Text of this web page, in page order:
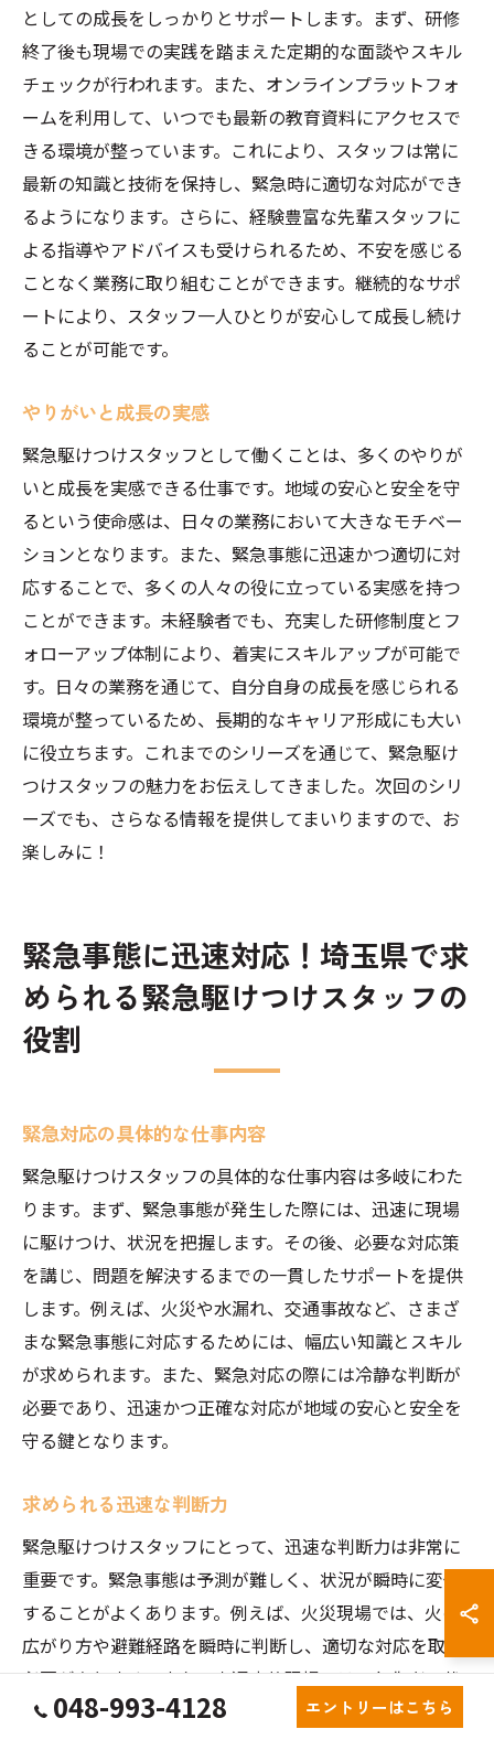
としての成長をしっかりとサポートします。まず、研修
終了後も現場での実践を踏まえた定期的な面談やスキル
チェックが行われます。また、オンラインプラットフォ
ームを利用して、いつでも最新の教育資料にアクセスで
きる環境が整っています。これにより、スタッフは常に
最新の知識と技術を保持し、緊急時に適切な対応ができ
るようになります。さらに、経験豊富な先輩スタッフに
よる指導やアドバイスも受けられるため、不安を感じる
ことなく業務に取り組むことができます。継続的なサポ
ートにより、スタッフ一人ひとりが安心して成長し続け
ることが可能です。
やりがいと成長の実感
緊急駆けつけスタッフとして働くことは、多くのやりが
いと成長を実感できる仕事です。地域の安心と安全を守
るという使命感は、日々の業務において大きなモチベー
ションとなります。また、緊急事態に迅速かつ適切に対
応することで、多くの人々の役に立っている実感を持つ
ことができます。未経験者でも、充実した研修制度とフ
ォローアップ体制により、着実にスキルアップが可能で
す。日々の業務を通じて、自分自身の成長を感じられる
環境が整っているため、長期的なキャリア形成にも大い
に役立ちます。これまでのシリーズを通じて、緊急駆け
つけスタッフの魅力をお伝えしてきました。次回のシリ
ーズでも、さらなる情報を提供してまいりますので、お
楽しみに！
緊急事態に迅速対応！埼玉県で求
められる緊急駆けつけスタッフの
役割
緊急対応の具体的な仕事内容
緊急駆けつけスタッフの具体的な仕事内容は多岐にわた
ります。まず、緊急事態が発生した際には、迅速に現場
に駆けつけ、状況を把握します。その後、必要な対応策
を講じ、問題を解決するまでの一貫したサポートを提供
します。例えば、火災や水漏れ、交通事故など、さまざ
まな緊急事態に対応するためには、幅広い知識とスキル
が求められます。また、緊急対応の際には冷静な判断が
必要であり、迅速かつ正確な対応が地域の安心と安全を
守る鍵となります。
求められる迅速な判断力
緊急駆けつけスタッフにとって、迅速な判断力は非常に
重要です。緊急事態は予測が難しく、状況が瞬時に変化
することがよくあります。例えば、火災現場では、火の
広がり方や避難経路を瞬時に判断し、適切な対応を取る
必要があります。また、交通事故現場では、負傷者の状
況を即座に評価し、必要な応急処置を提供することが求
048-993-4128 エントリーはこちら